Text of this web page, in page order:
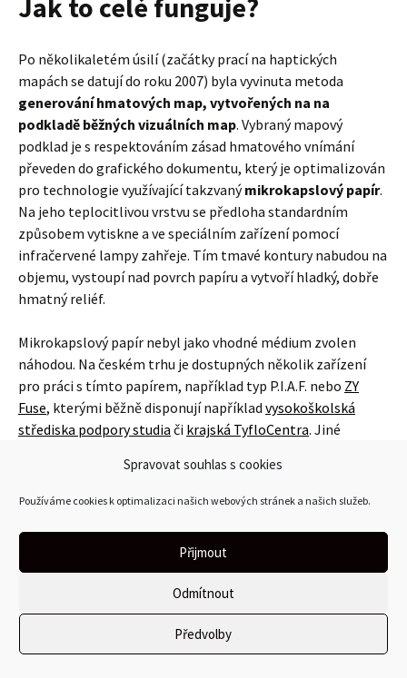
Spravovat souhlas s cookies
Používáme cookies k optimalizaci našich webových stránek a našich služeb.
Přijmout
Odmítnout
Předvolby
Jak to celé funguje?
Po několikaletém úsilí (začátky prací na haptických
mapách se datují do roku 2007) byla vyvinuta metoda
generování hmatových map, vytvořených na na
podkladě běžných vizuálních map. Vybraný mapový
podklad je s respektováním zásad hmatového vnímání
převeden do grafického dokumentu, který je optimalizován
pro technologie využívající takzvanýmikrokapslový papír.
Na jeho teplocitlivou vrstvu se předloha standardním
způsobem vytiskne a ve speciálním zařízení pomocí
infračervené lampy zahřeje. Tím tmavé kontury nabudou na
objemu, vystoupí nad povrch papíru a vytvoří hladký, dobře
hmatný reliéf.
Mikrokapslový papír nebyl jako vhodné médium zvolen
náhodou. Na českém trhu je dostupných několik zařízení
pro práci s tímto papírem, například typ P.I.A.F. nebo ZY
Fuse, kterými běžně disponují například vysokoškolská
střediska podpory studia či krajská TyfloCentra. Jiné
jednoduchou a rychlou práci, anebo, jako je tomu v případě
nejmodernějších reliéfních tiskáren, nejsou v České